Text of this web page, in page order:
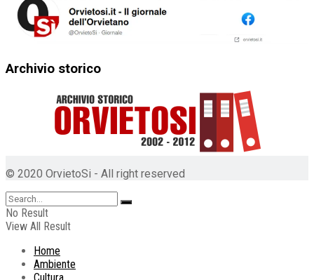
Archivio storico
© 2020 OrvietoSi - All right reserved
No Result
View All Result
Home
Ambiente